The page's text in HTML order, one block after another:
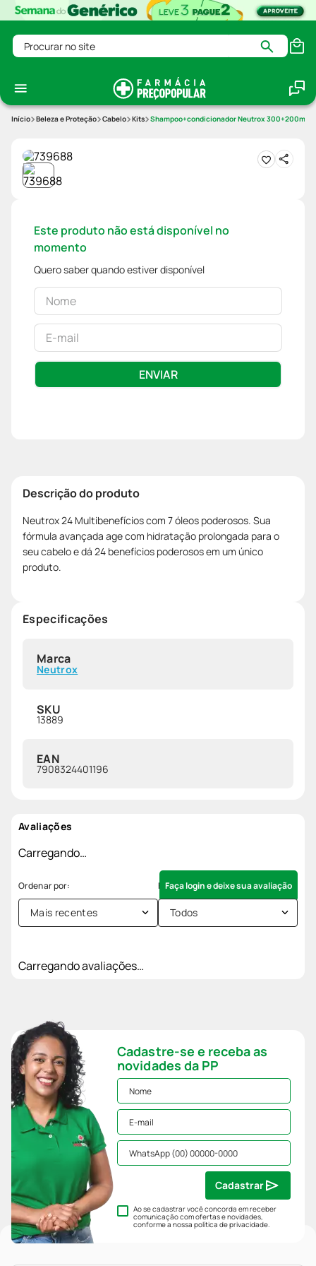
Procurar no site
Beleza e Proteção Cabelo Kits Shampoo+condicionador Neutrox 300+200ml
Este produto não está disponível no
momento
Quero saber quando estiver disponível
ENVIAR
Descrição do produto
Neutrox 24 Multibenefícios com 7 óleos poderosos. Sua
fórmula avançada age com hidratação prolongada para o
seu cabelo e dá 24 benefícios poderosos em um único
produto.
Especificações
Marca
Neutrox
SKU
13889
EAN
7908324401196
Avaliações
Carregando…
Faça login e deixe sua avaliação
Mais recentes Todos
Carregando avaliações…
Cadastre-se e receba as
novidades da PP
Ao se cadastrar você concorda em receber
comunicação com ofertas e novidades,
conforme a nossapolítica de privacidade.
Cadastrar